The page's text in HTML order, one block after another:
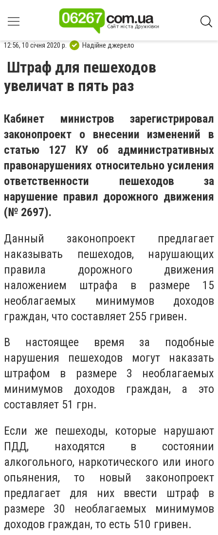
12:56, 10 січня 2020 р. Надійне джерело
Штраф для пешеходов
увеличат в пять раз
Кабинет министров зарегистрировал
законопроект о внесении изменений в
статью 127 КУ об административных
правонарушениях относительно усиления
ответственности пешеходов за
нарушение правил дорожного движения
(№ 2697).
Данный законопроект предлагает
наказывать пешеходов, нарушающих
правила дорожного движения
наложением штрафа в размере 15
необлагаемых минимумов доходов
граждан, что составляет 255 гривен.
В настоящее время за подобные
нарушения пешеходов могут наказать
штрафом в размере 3 необлагаемых
минимумов доходов граждан, а это
составляет 51 грн.
Если же пешеходы, которые нарушают
ПДД, находятся в состоянии
алкогольного, наркотического или иного
опьянения, то новый законопроект
предлагает для них ввести штраф в
размере 30 необлагаемых минимумов
доходов граждан, то есть 510 гривен.